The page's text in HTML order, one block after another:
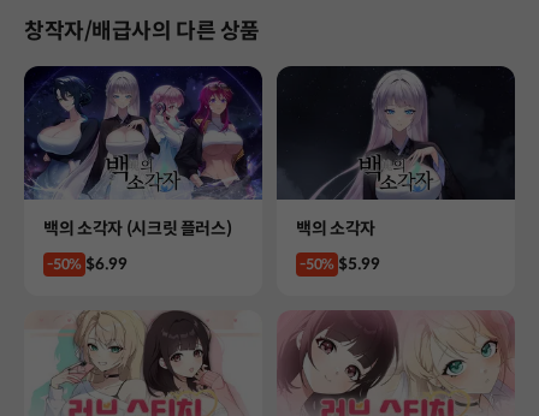
창작자/배급사의 다른 상품
Product
백의 소각자 (시크릿 플러스)
-50% Price
$6.99
Product
백의 소각자
-50% Price
$5.99